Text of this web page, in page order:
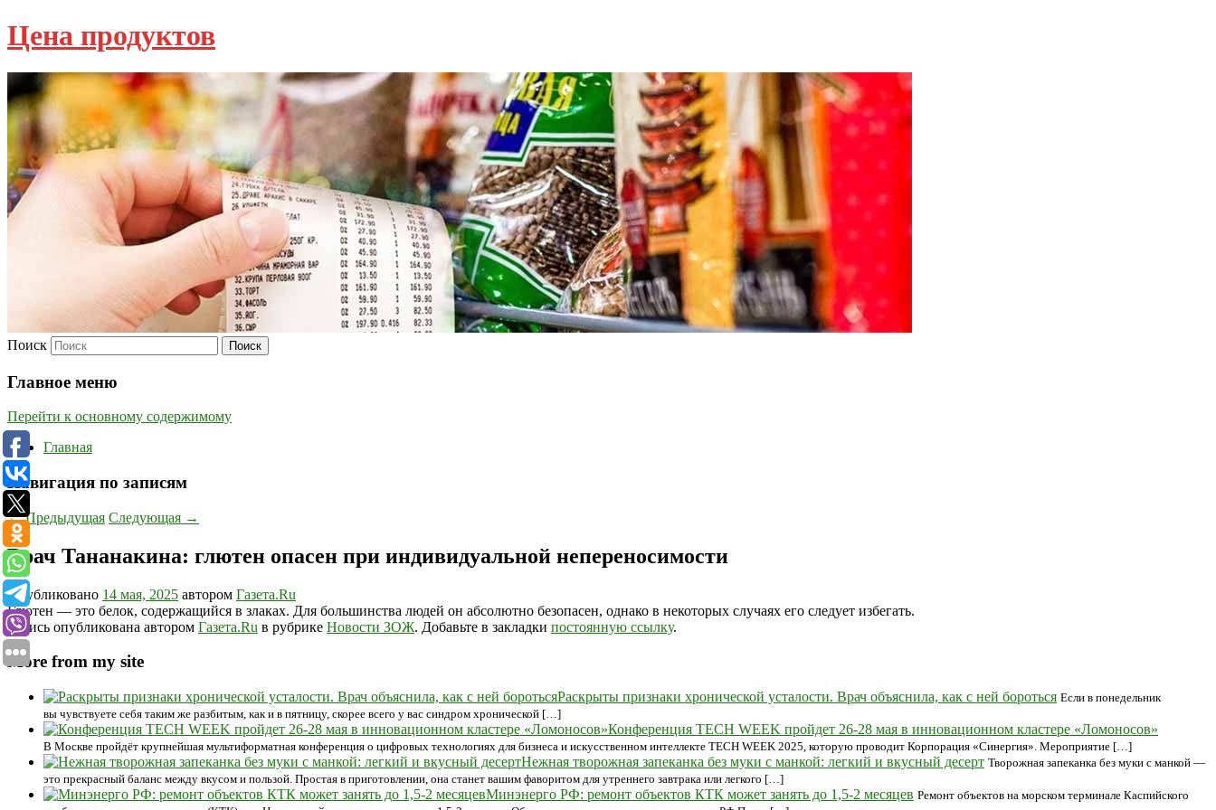
Цена продуктов
Поиск
Главное меню
Перейти к основному содержимому
Главная
Навигация по записям
←Предыдущая Следующая →
Врач Тананакина: глютен опасен при индивидуальной непереносимости
Опубликовано 14 мая, 2025 автором Газета.Ru
Глютен — это белок, содержащийся в злаках. Для большинства людей он абсолютно безопасен, однако в некоторых случаях его следует избегать.
Запись опубликована автором Газета.Ru в рубрике Новости ЗОЖ. Добавьте в закладки постоянную ссылку.
More from my site
Раскрыты признаки хронической усталости. Врач объяснила, как с ней бороться Если в понедельник
вы чувствуете себя таким же разбитым, как и в пятницу, скорее всего у вас синдром хронической […]
Конференция TECH WEEK пройдет 26-28 мая в инновационном кластере «Ломоносов»
В Москве пройдёт крупнейшая мультиформатная конференция о цифровых технологиях для бизнеса и искусственном интеллекте TECH WEEK 2025, которую проводит Корпорация «Синергия». Мероприятие […]
Нежная творожная запеканка без муки с манкой: легкий и вкусный десерт Творожная запеканка без муки с манкой —
это прекрасный баланс между вкусом и пользой. Простая в приготовлении, она станет вашим фаворитом для утреннего завтрака или легкого […]
Минэнерго РФ: ремонт объектов КТК может занять до 1,5-2 месяцев Ремонт объектов на морском терминале Каспийского